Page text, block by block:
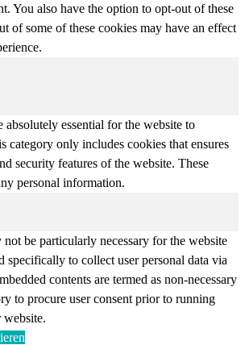
You also have the option to opt-out of these
of some of these cookies may have an effect
absolutely essential for the website to
category only includes cookies that ensures
security features of the website. These
personal information.
be particularly necessary for the website
specifically to collect user personal data via
contents are termed as non-necessary
to procure user consent prior to running
website.